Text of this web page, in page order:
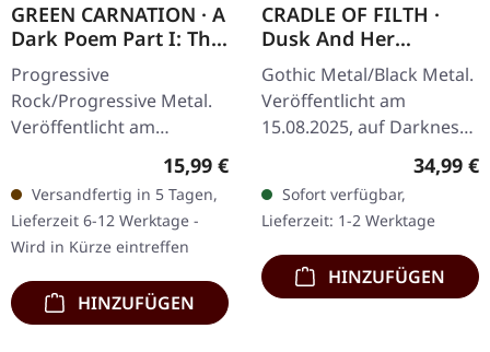
GREEN CARNATION · A
Dark Poem Part I: The
Shores of Melancholia
| DIGIPAK CD
Progressive
Rock/Progressive Metal.
Veröffentlicht am
31.10.2025, auf Season Of
Mist. CD im Deluxe-
Digipak mit Golddruck
und 16-seitigem Booklet.
…
Regulärer Preis:
15,99 €
Versandfertig in 5 Tagen,
Lieferzeit 6-12 Werktage -
Wird in Kürze eintreffen
HINZUFÜGEN
CRADLE OF FILTH ·
Dusk And Her
Embrace (The Original
Sin) | GOLD 2LP
Gothic Metal/Black Metal.
Veröffentlicht am
15.08.2025, auf Darkness
Shall Rise Productions.
Goldenes Doppel-Vinyl im
Gatefold-Cover mit 12-
seitigem…
34,99 €
Sofort verfügbar,
Lieferzeit: 1-2 Werktage
HINZUFÜGEN